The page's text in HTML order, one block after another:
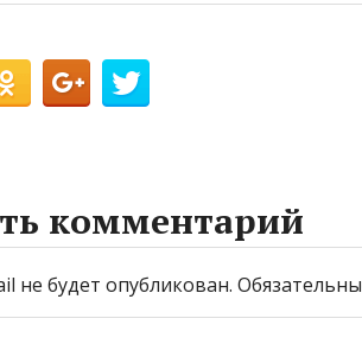
комментарий
не будет опубликован.